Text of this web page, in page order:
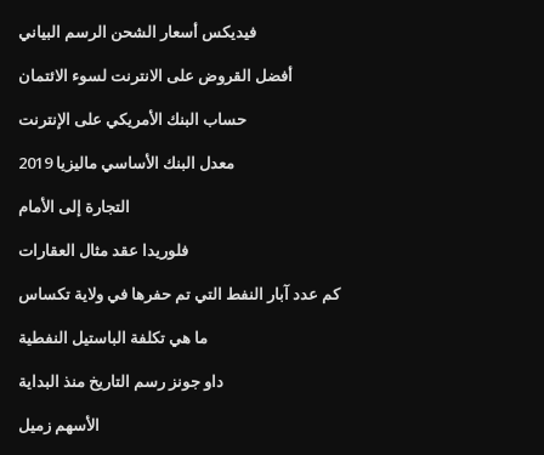
فيديكس أسعار الشحن الرسم البياني
أفضل القروض على الانترنت لسوء الائتمان
حساب البنك الأمريكي على الإنترنت
معدل البنك الأساسي ماليزيا 2019
التجارة إلى الأمام
فلوريدا عقد مثال العقارات
كم عدد آبار النفط التي تم حفرها في ولاية تكساس
ما هي تكلفة الباستيل النفطية
داو جونز رسم التاريخ منذ البداية
الأسهم زميل